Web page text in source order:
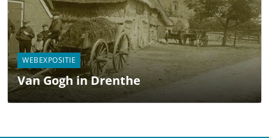
WEBEXPOSITIE
Van Gogh in Drenthe